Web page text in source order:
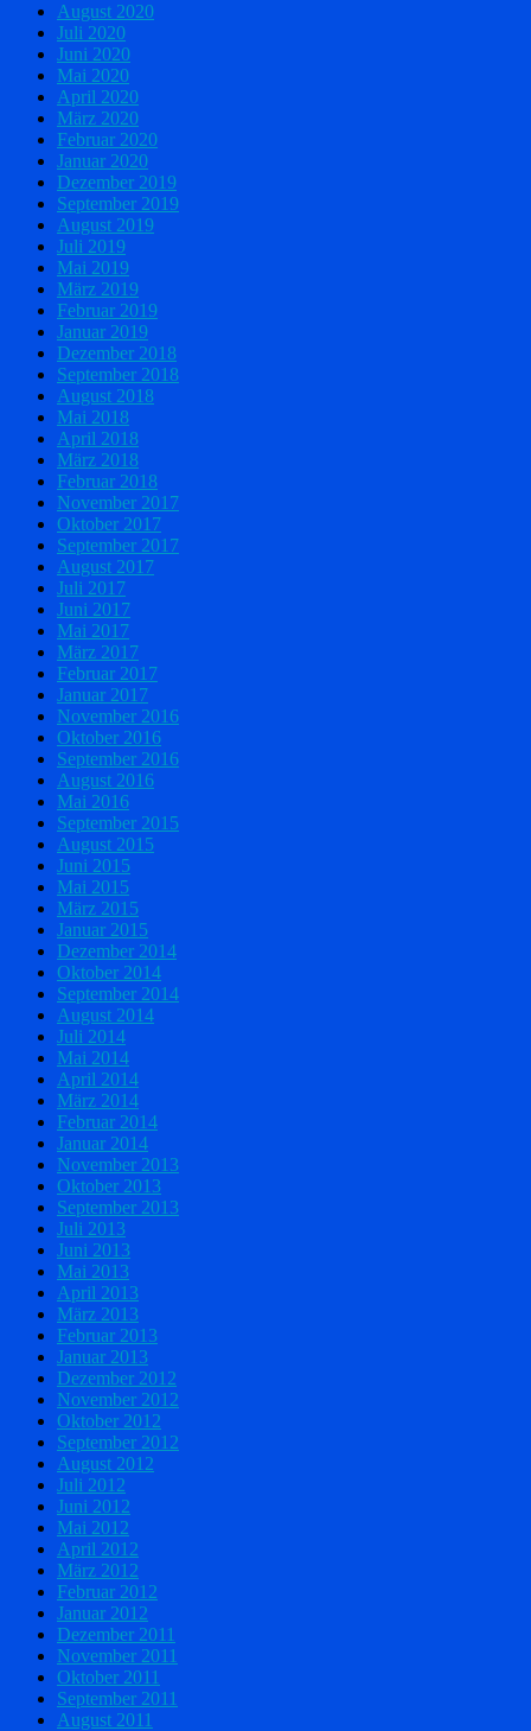
August 2020
Juli 2020
Juni 2020
Mai 2020
April 2020
März 2020
Februar 2020
Januar 2020
Dezember 2019
September 2019
August 2019
Juli 2019
Mai 2019
März 2019
Februar 2019
Januar 2019
Dezember 2018
September 2018
August 2018
Mai 2018
April 2018
März 2018
Februar 2018
November 2017
Oktober 2017
September 2017
August 2017
Juli 2017
Juni 2017
Mai 2017
März 2017
Februar 2017
Januar 2017
November 2016
Oktober 2016
September 2016
August 2016
Mai 2016
September 2015
August 2015
Juni 2015
Mai 2015
März 2015
Januar 2015
Dezember 2014
Oktober 2014
September 2014
August 2014
Juli 2014
Mai 2014
April 2014
März 2014
Februar 2014
Januar 2014
November 2013
Oktober 2013
September 2013
Juli 2013
Juni 2013
Mai 2013
April 2013
März 2013
Februar 2013
Januar 2013
Dezember 2012
November 2012
Oktober 2012
September 2012
August 2012
Juli 2012
Juni 2012
Mai 2012
April 2012
März 2012
Februar 2012
Januar 2012
Dezember 2011
November 2011
Oktober 2011
September 2011
August 2011